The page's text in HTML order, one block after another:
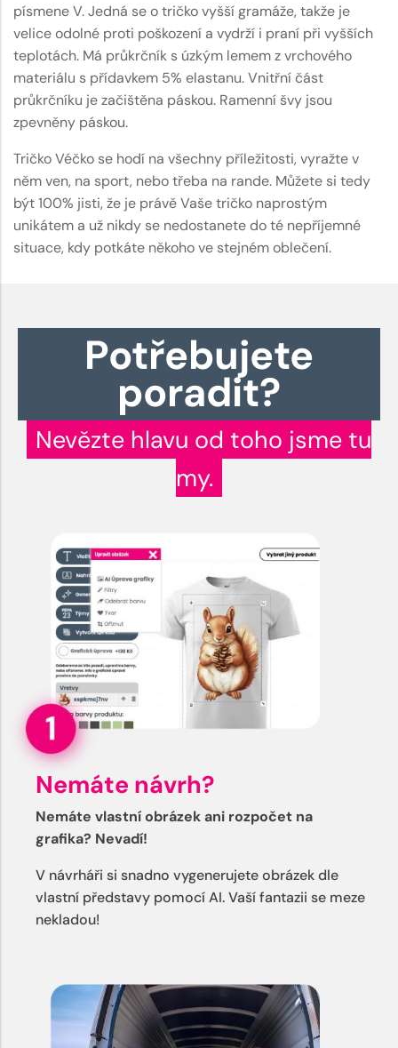
písmene V. Jedná se o tričko vyšší gramáže, takže je
velice odolné proti poškození a vydrží i praní při vyšších
teplotách. Má průkrčník s úzkým lemem z vrchového
materiálu s přídavkem 5% elastanu. Vnitřní část
průkrčníku je začištěna páskou. Ramenní švy jsou
zpevněny páskou.
Tričko Véčko se hodí na všechny příležitosti, vyražte v
něm ven, na sport, nebo třeba na rande. Můžete si tedy
být 100% jisti, že je právě Vaše tričko naprostým
unikátem a už nikdy se nedostanete do té nepříjemné
situace, kdy potkáte někoho ve stejném oblečení.
Potřebujete
poradit?
Nevězte hlavu od toho jsme tu
my.
Nemáte návrh?
Nemáte vlastní obrázek ani rozpočet na
grafika? Nevadí!
V návrháři si snadno vygenerujete obrázek dle
vlastní představy pomocí AI. Vaší fantazii se meze
nekladou!